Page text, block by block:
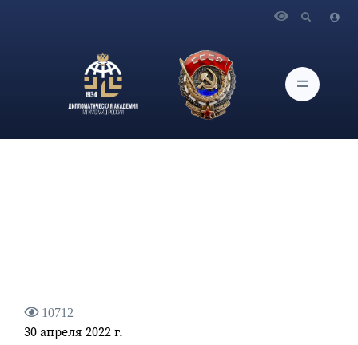
Федерации С.В.Лаврова агентству «Синьхуа»
10712
30 апреля 2022 г.